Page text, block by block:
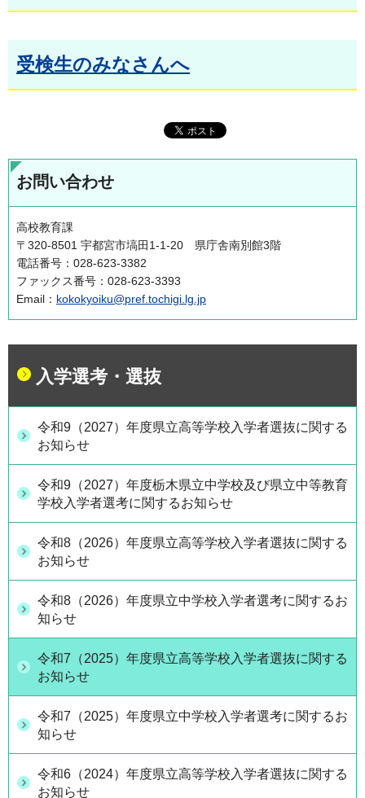
受検生のみなさんへ
お問い合わせ
高校教育課
〒320-8501 宇都宮市塙田1-1-20 県庁舎南別館3階
電話番号：028-623-3382
ファックス番号：028-623-3393
Email： kokokyoiku@pref.tochigi.lg.jp
入学選考・選抜
令和9（2027）年度県立高等学校入学者選抜に関する
お知らせ
令和9（2027）年度栃木県立中学校及び県立中等教育
学校入学者選考に関するお知らせ
令和8（2026）年度県立高等学校入学者選抜に関する
お知らせ
令和8（2026）年度県立中学校入学者選考に関するお
知らせ
令和7（2025）年度県立高等学校入学者選抜に関する
お知らせ
令和7（2025）年度県立中学校入学者選考に関するお
知らせ
令和6（2024）年度県立高等学校入学者選抜に関する
お知らせ